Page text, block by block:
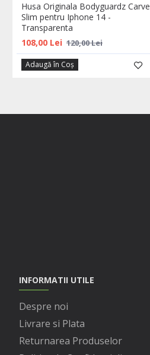
Husa Originala Bodyguardz Carve
Slim pentru Iphone 14 -
Transparenta
108,00 Lei 120,00 Lei
Adaugă în Coş
INFORMATII UTILE
Despre noi
Livrare si Plata
Returnarea Produselor